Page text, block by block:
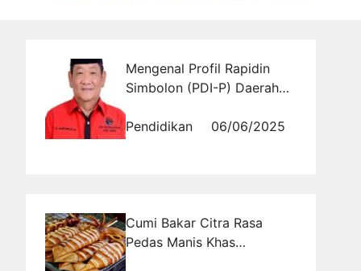
Mengenal Profil Rapidin
Simbolon (PDI-P) Daerah
Pendidikan
06/06/2025
Cumi Bakar Citra Rasa
Pedas Manis Khas